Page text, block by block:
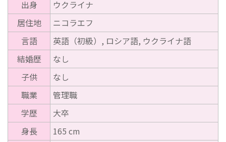
出身
ウクライナ
居住地
ニコラエフ
言語
英語（初級）, ロシア語, ウクライナ語
結婚歴
なし
子供
なし
職業
管理職
学歴
大卒
身長
165 cm